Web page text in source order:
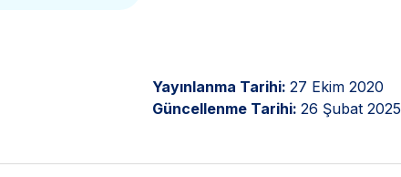
Yayınlanma Tarihi: 27 Ekim 2020
Güncellenme Tarihi: 26 Şubat 2025